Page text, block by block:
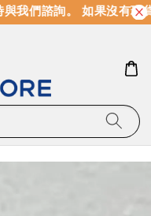
們諮詢。 如果沒有現